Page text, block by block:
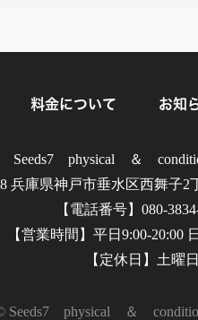
料金について お知
Seeds7 physical ＆
兵庫県神戸市垂水区西舞子
【電話番号】080-
【営業時間】平日9:00-20:00
【定休日】土曜日
Seeds7 physical ＆